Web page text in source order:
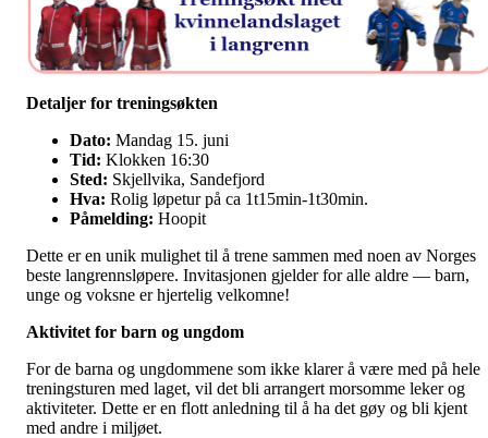
Detaljer for treningsøkten
Dato: Mandag 15. juni
Tid: Klokken 16:30
Sted: Skjellvika, Sandefjord
Hva: Rolig løpetur på ca 1t15min-1t30min.
Påmelding: Hoopit
Dette er en unik mulighet til å trene sammen med noen av Norges
beste langrennsløpere. Invitasjonen gjelder for alle aldre — barn,
unge og voksne er hjertelig velkomne!
Aktivitet for barn og ungdom
For de barna og ungdommene som ikke klarer å være med på hele
treningsturen med laget, vil det bli arrangert morsomme leker og
aktiviteter. Dette er en flott anledning til å ha det gøy og bli kjent
med andre i miljøet.